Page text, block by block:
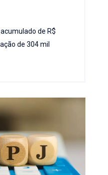
de R$
de 304 mil